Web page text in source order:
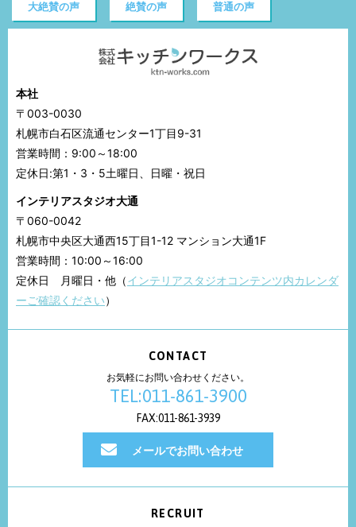
大絶賛の声 絶賛の声 普通の声
本社
〒003-0030
札幌市白石区流通センター1丁目9-31
営業時間：9:00～18:00
定休日:第1・3・5土曜日、日曜・祝日
インテリアスタジオ大通
〒060-0042
札幌市中央区大通西15丁目1-12 マンション大通1F
営業時間：10:00～16:00
定休日 月曜日・他（インテリアスタジオコンテンツ内カレンダ
ーご確認ください）
CONTACT
お気軽にお問い合わせください。
TEL:011-861-3900
FAX:011-861-3939
メールでお問い合わせ
RECRUIT